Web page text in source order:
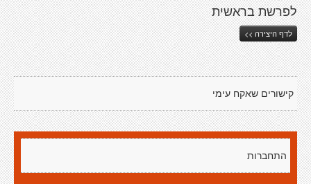
לפרשת בראשית
לדף היצירה >>
קישורים שאקח עימי
התחברות